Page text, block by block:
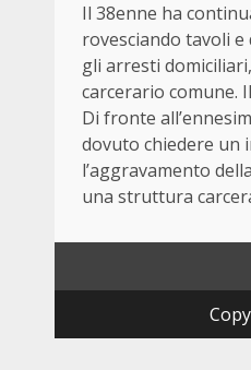
Il 38enne ha
rovesciando tavoli
gli arresti
carcerario comune.
Di fronte
dovuto chiedere un
l’aggravamento
una struttura